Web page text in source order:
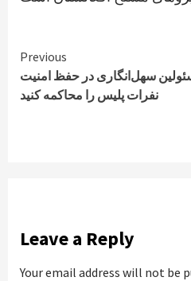
Continue
Reading
Previous
سهل‌انگاری در حفظ امنیت
نفرات پلیس را محاکمه کنید
Leave a Reply
Your email address will not be